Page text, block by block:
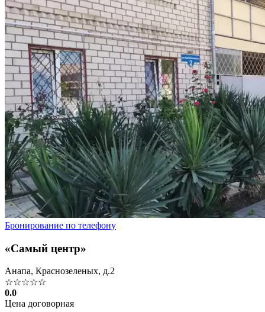
Бронирование по телефону
«Самый центр»
Анапа, Краснозеленых, д.2
☆☆☆☆☆
0.0
Цена договорная